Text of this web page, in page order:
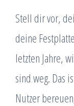
Stell dir vor,
deine
letzten Jahre,
sind weg. Das
Nutzer